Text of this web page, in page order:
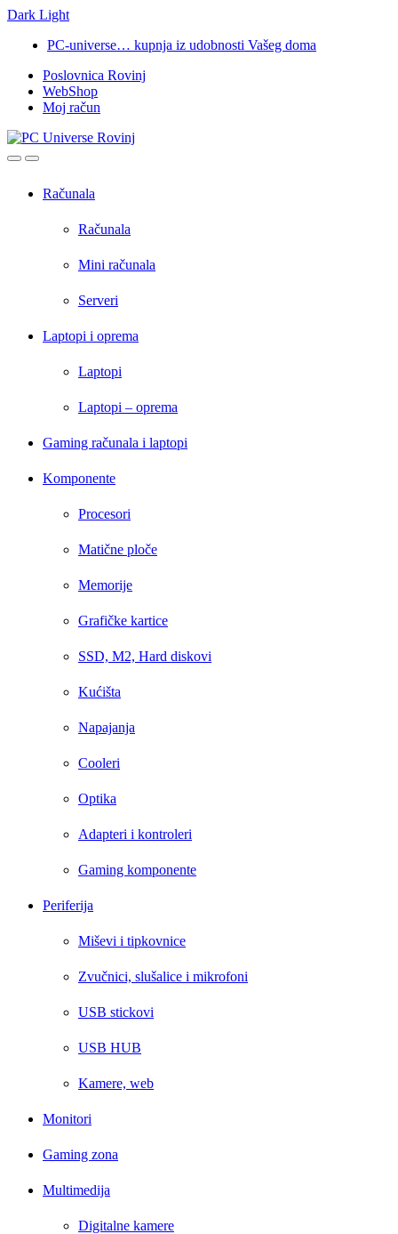
Dark Light
navigation
content
PC-universe… kupnja iz udobnosti Vašeg doma
Poslovnica Rovinj
WebShop
Moj račun
OpenClose
Računala
Računala
Mini računala
Serveri
Laptopi i oprema
Laptopi
Laptopi – oprema
Gaming računala i laptopi
Komponente
Procesori
Matične ploče
Memorije
Grafičke kartice
SSD, M2, Hard diskovi
Kućišta
Napajanja
Cooleri
Optika
Adapteri i kontroleri
Gaming komponente
Periferija
Miševi i tipkovnice
Zvučnici, slušalice i mikrofoni
USB stickovi
USB HUB
Kamere, web
Monitori
Gaming zona
Multimedija
Digitalne kamere